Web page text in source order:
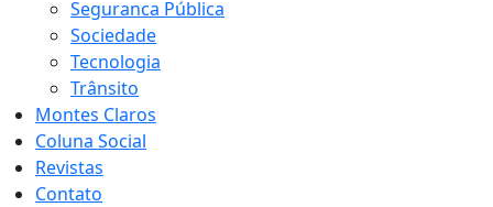
Seguranca Pública
Sociedade
Tecnologia
Trânsito
Montes Claros
Coluna Social
Revistas
Contato